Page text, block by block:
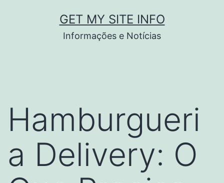
GET MY SITE INFO
Informações e Notícias
Hamburgueri
a Delivery: O